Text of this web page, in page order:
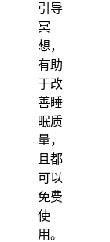
引导
冥
想，
有助
于改
善睡
眠质
量，
且都
可以
免费
使
用。